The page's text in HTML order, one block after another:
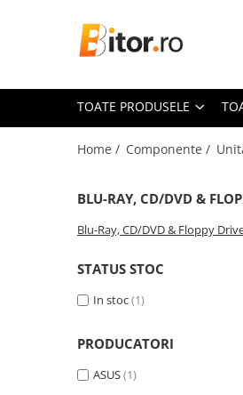
Toate Produsele
Laptop-uri Gaming
Laptop-uri Business
Sistem barebone
Consumabile
Imprimanta Laser Color
TOATE PRODUSELE
Home / Componente /
BLU-RAY, CD/DVD &
Blu-Ray, CD/DVD & Floppy
STATUS STOC
In stoc(1)
PRODUCATORI
ASUS(1)